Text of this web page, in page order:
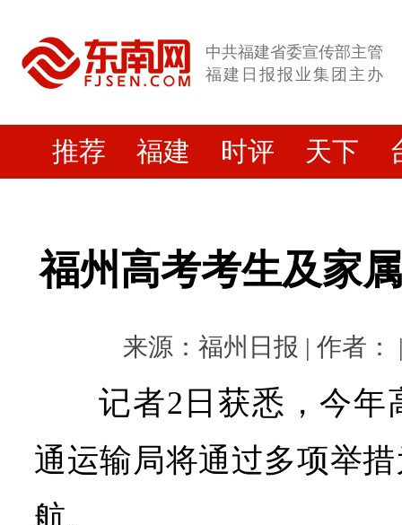
中共福建省委宣传部主管
福建日报报业集团主办
推荐 福建 时评 天下
福州高考考生及家
来源：福州日报 | 作者：
记者2日获悉，今年
通运输局将通过多项举
航。